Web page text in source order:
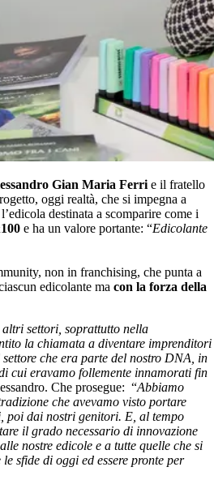
Gian Maria Ferri e il fratello
oggi realtà, che si impegna a
destinata a scomparire come i
e ha un valore portante: “Edicolante
non in franchising, che punta a
edicolante ma con la forza della
settori, soprattutto nella
la chiamata a diventare imprenditori
che era parte del nostro DNA, in
cui eravamo follemente innamorati fin
Che prosegue: “Abbiamo
che avevamo visto portare
poi dai nostri genitori. E, al tempo
il grado necessario di innovazione
nostre edicole e a tutte quelle che si
sfide di oggi ed essere pronte per